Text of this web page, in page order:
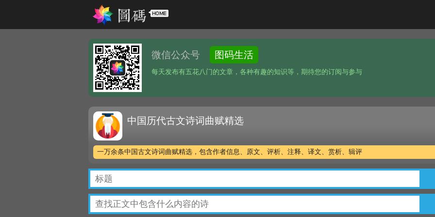
微信公众号 图码生活
每天发布有五花八门的文章，各种有趣的知识等，期待您的订阅与参与
中国历代古文诗词曲赋精选
一万余条中国古文诗词曲赋精选，包含作者信息、原文、评析、注释、译文、赏析、辑评